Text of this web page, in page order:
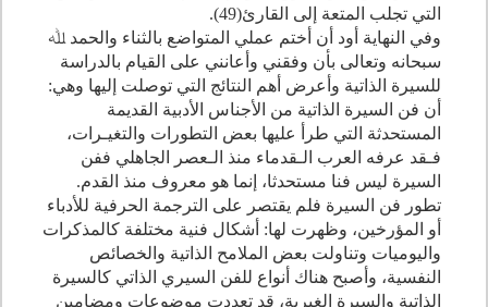
التي تجلب المتعة إلى القارئ(49
).
وفي النهاية أود أن أختم عملي المتواضع بالثناء والحمد ﷲ
سبحانه وتعالى بأن وفقني وأعانني على القيام بالدراسة
للسيرة الذاتية وأعرض أهم النتائج التي توصلت إليها وهي:
أن فن السيرة الذاتية من الأجناس الأدبية القديمة
المستحدثة التي طرأ عليها بعض التطورات والتغيـرات،
فـقد عرفه العرب الـقدماء منذ الـعصر الجاهلي ففن
السيرة ليس فنا مستحدثا، إنما هو معروف منذ القدم.
تطور فن السيرة فلم يقتصر على الترجمة الحرفية للأدباء
أو المؤرخين، وظهرت لها: أشكال فنية مختلفة كالمذكرات
واليوميات وتناولت بعض الملامح الذاتية والخصائص
النفسية، وأصبح هناك أنواع للفن السيري الذاتي كالسيرة
الذاتية والسيرة الغيرية، قد تعددت موضوعات ومضامين